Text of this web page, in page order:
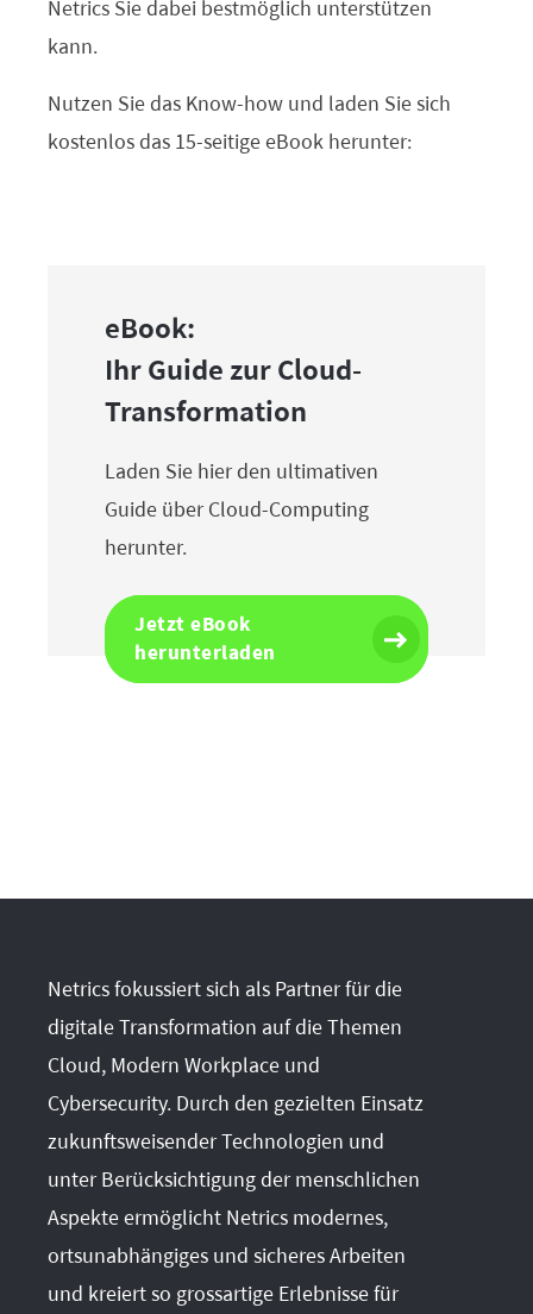
Netrics Sie dabei bestmöglich unterstützen
kann.
Nutzen Sie das Know-how und laden Sie sich
kostenlos das 15-seitige eBook herunter:
eBook:
Ihr Guide zur Cloud-
Transformation
Laden Sie hier den ultimativen
Guide über Cloud-Computing
herunter.
Jetzt eBook
herunterladen
Netrics fokussiert sich als Partner für die
digitale Transformation auf die Themen
Cloud, Modern Workplace und
Cybersecurity. Durch den gezielten Einsatz
zukunftsweisender Technologien und
unter Berücksichtigung der menschlichen
Aspekte ermöglicht Netrics modernes,
ortsunabhängiges und sicheres Arbeiten
und kreiert so grossartige Erlebnisse für